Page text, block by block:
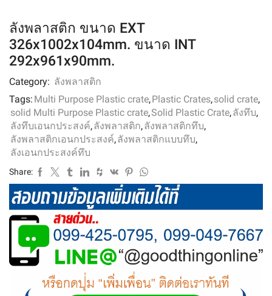
ลังพลาสติก ขนาด EXT
326x1002x104mm. ขนาด INT
292x961x90mm.
Category: ลังพลาสติก
Tags: Multi Purpose Plastic crate,Plastic Crates,solid crate,
solid Multi Purpose Plastic crate,Solid Plastic Crate,ลังทึบ,
ลังทึบเอนกประสงค์,ลังพลาสติก,ลังพลาสติกทึบ,
ลังพลาสติกเอนกประสงค์,ลังพลาสติกแบบทึบ,
ลังเอนกประสงค์ทึบ
Share: